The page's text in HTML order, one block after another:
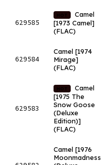
629585
HOT
Camel
[1973 Camel]
(FLAC)
629584
Camel [1974
Mirage]
(FLAC)
629583
HOT
Camel
[1975 The
Snow Goose
(Deluxe
Edition)]
(FLAC)
Camel [1976
Moonmadness